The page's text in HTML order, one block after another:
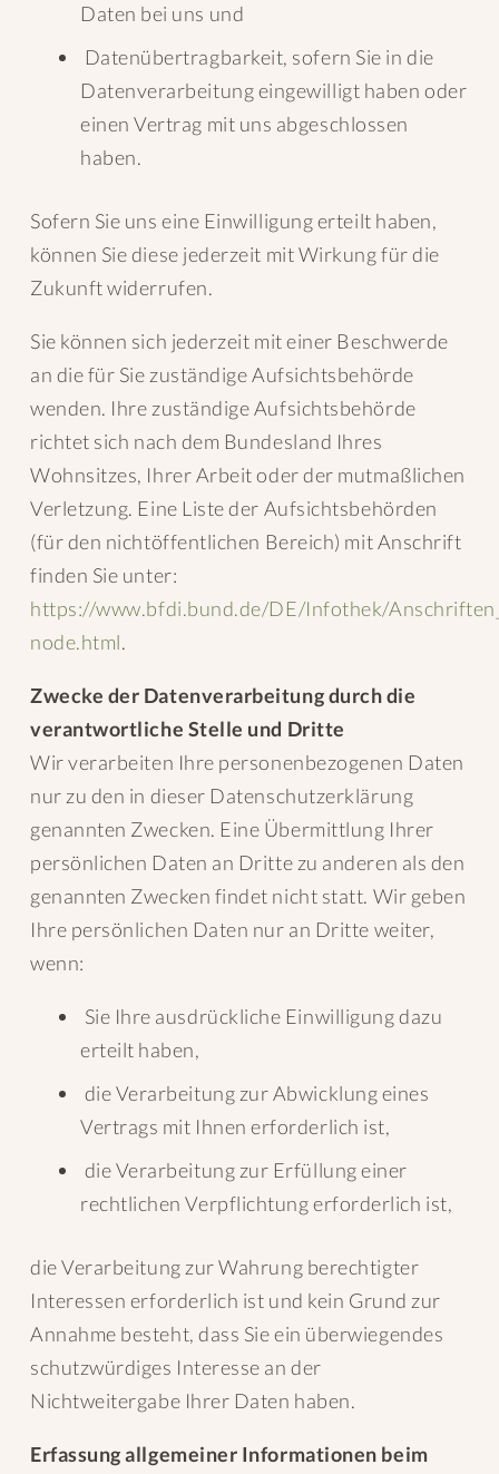
Daten bei uns und
Datenübertragbarkeit, sofern Sie in die
Datenverarbeitung eingewilligt haben oder
einen Vertrag mit uns abgeschlossen
haben.
Sofern Sie uns eine Einwilligung erteilt haben,
können Sie diese jederzeit mit Wirkung für die
Zukunft widerrufen.
Sie können sich jederzeit mit einer Beschwerde
an die für Sie zuständige Aufsichtsbehörde
wenden. Ihre zuständige Aufsichtsbehörde
richtet sich nach dem Bundesland Ihres
Wohnsitzes, Ihrer Arbeit oder der mutmaßlichen
Verletzung. Eine Liste der Aufsichtsbehörden
(für den nichtöffentlichen Bereich) mit Anschrift
finden Sie unter:
https://www.bfdi.bund.de/DE/Infothek/
node.html.
Zwecke der Datenverarbeitung durch die
verantwortliche Stelle und Dritte
Wir verarbeiten Ihre personenbezogenen Daten
nur zu den in dieser Datenschutzerklärung
genannten Zwecken. Eine Übermittlung Ihrer
persönlichen Daten an Dritte zu anderen als den
genannten Zwecken findet nicht statt. Wir geben
Ihre persönlichen Daten nur an Dritte weiter,
wenn:
Sie Ihre ausdrückliche Einwilligung dazu
erteilt haben,
die Verarbeitung zur Abwicklung eines
Vertrags mit Ihnen erforderlich ist,
die Verarbeitung zur Erfüllung einer
rechtlichen Verpflichtung erforderlich ist,
die Verarbeitung zur Wahrung berechtigter
Interessen erforderlich ist und kein Grund zur
Annahme besteht, dass Sie ein überwiegendes
schutzwürdiges Interesse an der
Nichtweitergabe Ihrer Daten haben.
Erfassung allgemeiner Informationen beim